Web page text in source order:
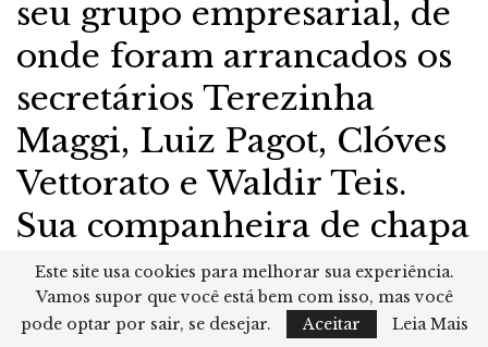
seu grupo empresarial, de
onde foram arrancados os
secretários Terezinha
Maggi, Luiz Pagot, Clóves
Vettorato e Waldir Teis.
Sua companheira de chapa
e correligionária, a vice-
governadora Iraci França,
Este site usa cookies para melhorar sua experiência.
Vamos supor que você está bem com isso, mas você
pode optar por sair, se desejar.
Aceitar Leia Mais